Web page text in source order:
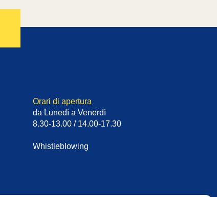
Orari di apertura
da Lunedì a Venerdì
8.30-13.00 / 14.00-17.30
Whistleblowing